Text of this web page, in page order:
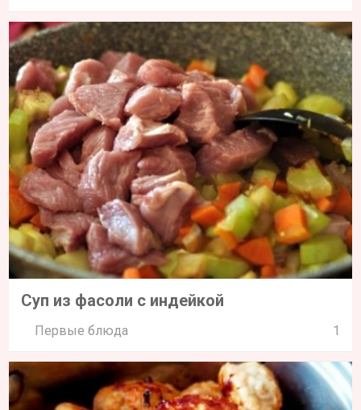
Суп из фасоли с индейкой
Первые блюда 1